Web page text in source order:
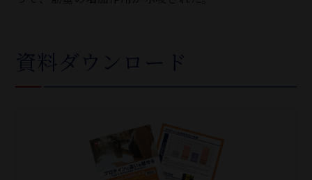
資料ダウンロード